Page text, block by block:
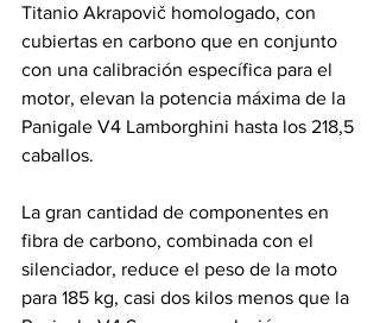
Titanio Akrapovič homologado, con
cubiertas en carbono que en conjunto
con una calibración específica para el
motor, elevan la potencia máxima de la
Panigale V4 Lamborghini hasta los 218,5
caballos.
La gran cantidad de componentes en
fibra de carbono, combinada con el
silenciador, reduce el peso de la moto
para 185 kg, casi dos kilos menos que la